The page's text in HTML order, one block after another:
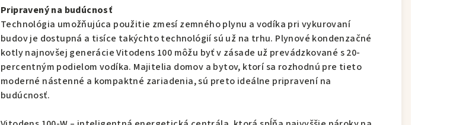
Pripravený na budúcnosť
Technológia umožňujúca použitie zmesí zemného plynu a vodíka pri vykurovaní
budov je dostupná a tisíce takýchto technológií sú už na trhu. Plynové kondenzačné
kotly najnovšej generácie Vitodens 100 môžu byť v zásade už prevádzkované s 20-
percentným podielom vodíka. Majitelia domov a bytov, ktorí sa rozhodnú pre tieto
moderné nástenné a kompaktné zariadenia, sú preto ideálne pripravení na
budúcnosť.